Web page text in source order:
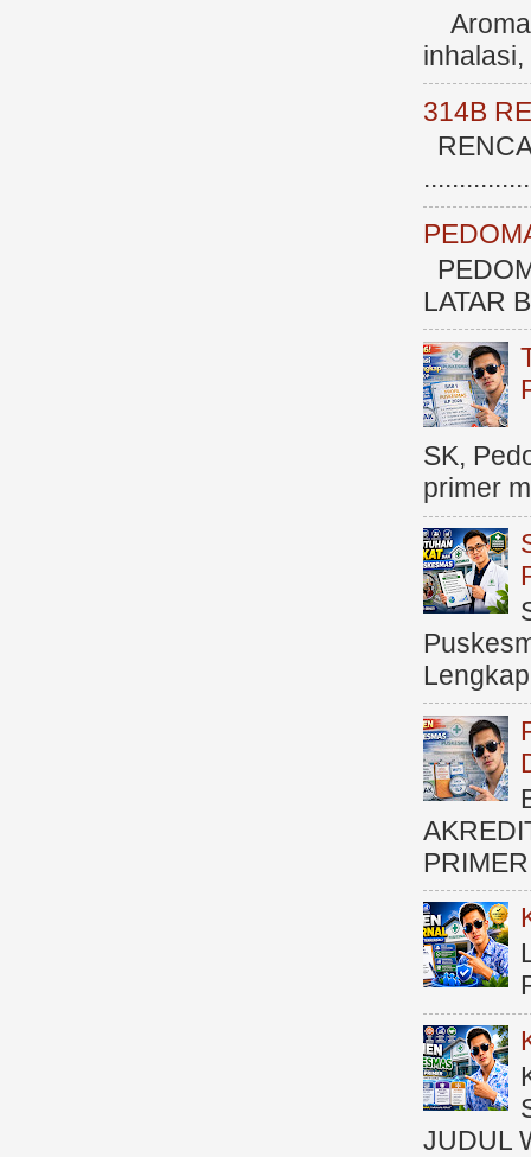
314B
LATAR
SK,
primer
JUDUL